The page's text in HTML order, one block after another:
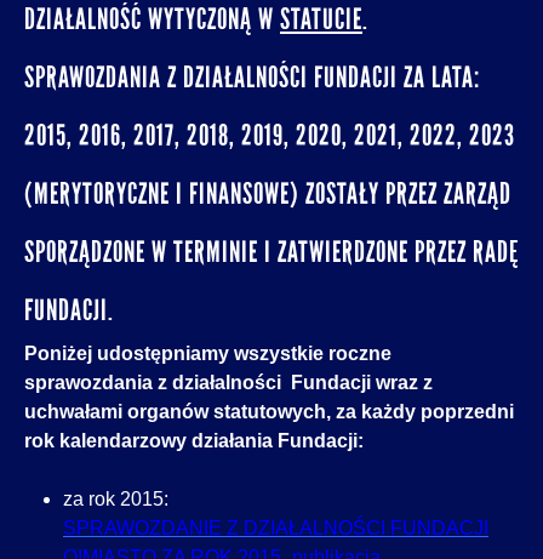
DZIAŁALNOŚĆ WYTYCZONĄ W STATUCIE.
SPRAWOZDANIA Z DZIAŁALNOŚCI FUNDACJI ZA LATA:
2015, 2016, 2017, 2018, 2019, 2020, 2021, 2022, 2023
(MERYTORYCZNE I FINANSOWE) ZOSTAŁY PRZEZ ZARZĄD
SPORZĄDZONE W TERMINIE I ZATWIERDZONE PRZEZ RADĘ
FUNDACJI.
Poniżej udostępniamy wszystkie roczne
sprawozdania z działalności Fundacji wraz z
uchwałami organów statutowych, za każdy poprzedni
rok kalendarzowy działania Fundacji:
za rok 2015:
SPRAWOZDANIE Z DZIAŁALNOŚCI FUNDACJI